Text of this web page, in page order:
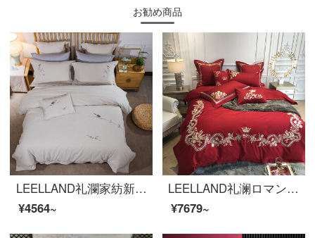
お勧め商品
LEELLAND礼瀾家紡新中国式の色織洗濯綿刺繍全綿寝具四点セットの純綿民宿風ベッド用品セットの陰影雅四点セット1.5-1.8メートルベッド/200*230 cm布団カバー
¥4564~
LEELLAND礼澜ロマンティックな大紅の結婚式の刺繍の長い綿花の綿の綿のどんすの全綿のベッドの上で4件の別荘の見本板の間の純綿の軽い豪華な6件のセットの聖アンナの6件のセットの1.8-210メートルのベッド/220*240 cm
¥7679~